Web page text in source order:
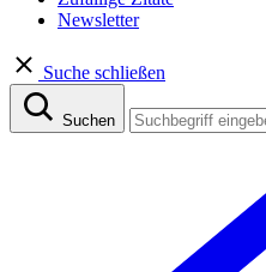
Newsletter
Suche schließen
Suchen